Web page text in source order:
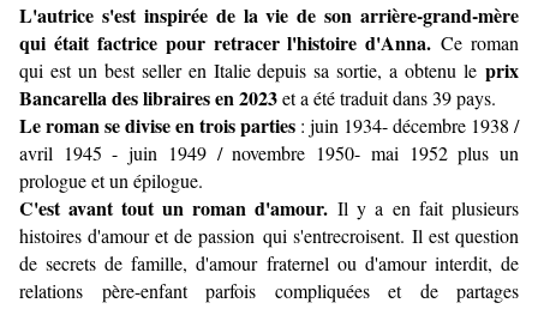
L'autrice s'est inspirée de la vie de son arrière-grand-mère
qui était factrice pour retracer l'histoire d'Anna.Ce roman
qui est un best seller en Italie depuis sa sortie, a obtenu le prix
Bancarella des libraires en 2023et a été traduit dans 39 pays.
Le roman se divise en trois parties : juin 1934- décembre 1938 /
avril 1945 - juin 1949 / novembre 1950- mai 1952 plus un
prologue et un épilogue.
C'est avant tout un roman d'amour. Il y a en fait plusieurs
histoires d'amour et de passion qui s'entrecroisent. Il est question
de secrets de famille, d'amour fraternel ou d'amour interdit, de
relations père-enfant parfois compliquées et de partages